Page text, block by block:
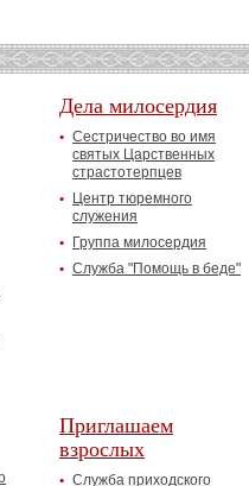
Дела милосердия
Сестричество во имя
святых Царственных
страстотерпцев
Центр тюремного
служения
Группа милосердия
Служба "Помощь в беде"
Приглашаем
взрослых
Служба приходского